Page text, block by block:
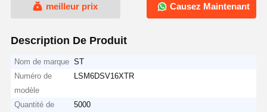
meilleur prix Causez Maintenant
Description De Produit
Nom de marque ST
Numéro de
modèle
LSM6DSV16XTR
Quantité de
5000